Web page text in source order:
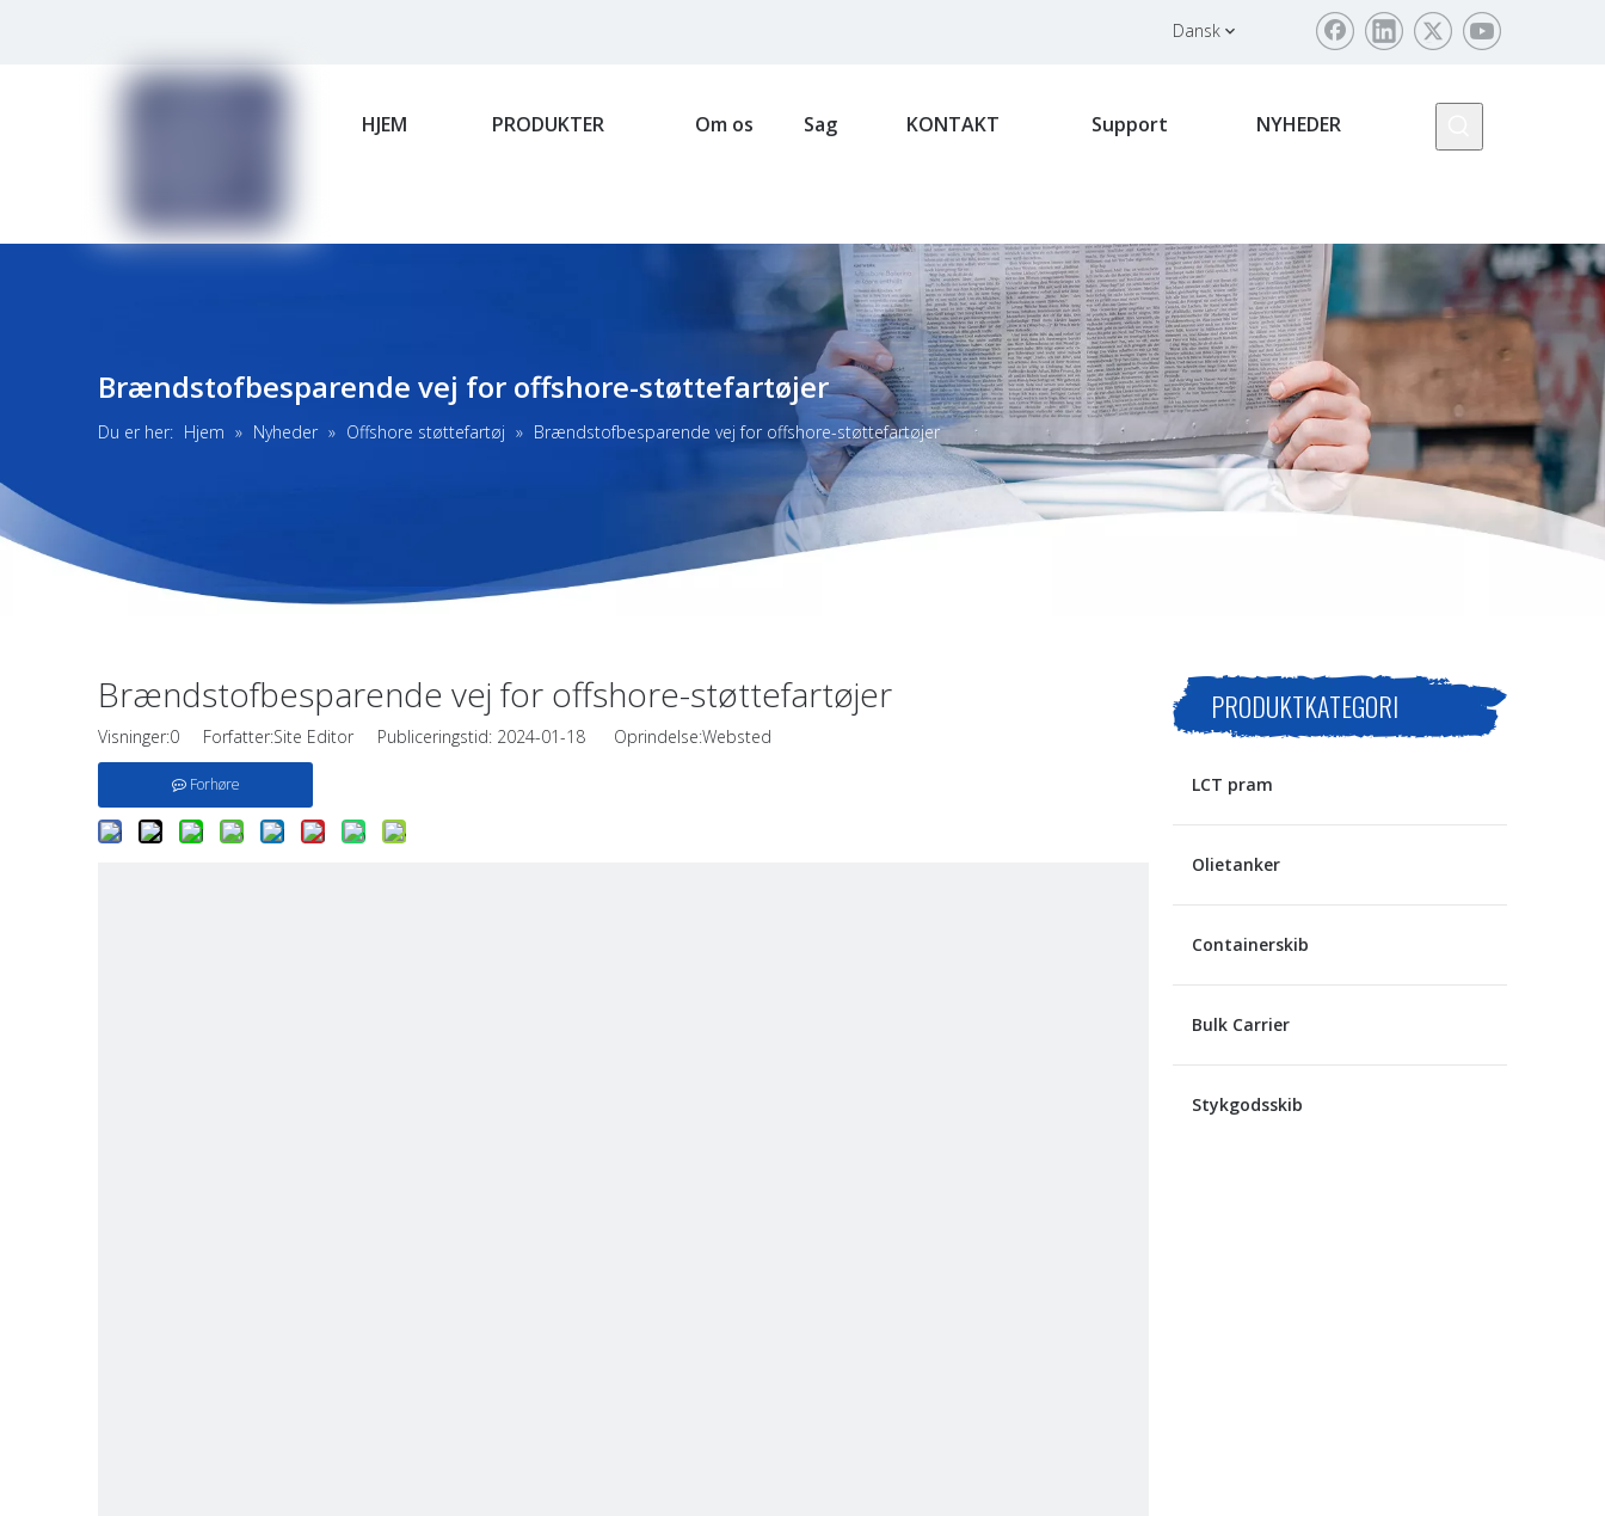
Dansk
HJEM PRODUKTER Om os Sag KONTAKT Support NYHEDER
Brændstofbesparende vej for offshore-støttefartøjer
Du er her: Hjem » Nyheder » Offshore støttefartøj » Brændstofbesparende vej for offshore-støttefartøjer
Brændstofbesparende vej for offshore-støttefartøjer
Visninger:0 Forfatter:Site Editor Publiceringstid: 2024-01-18 Oprindelse:Websted
Forhøre
PRODUKTKATEGORI
LCT pram
Olietanker
Containerskib
Bulk Carrier
Stykgodsskib